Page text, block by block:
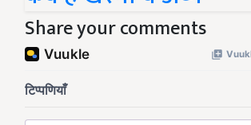
Share your comments